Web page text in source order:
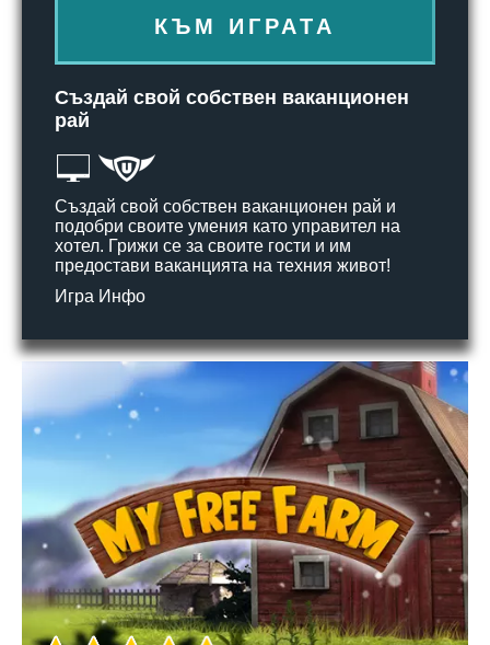
КЪМ ИГРАТА
Създай свой собствен ваканционен
рай
Създай свой собствен ваканционен рай и
подобри своите умения като управител на
хотел. Грижи се за своите гости и им
предостави ваканцията на техния живот!
Игра Инфо